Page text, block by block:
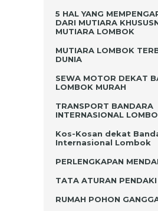
5 HAL YANG
DARI MUTIARA
MUTIARA LOMBOK
MUTIARA LOMBOK
DUNIA
SEWA MOTOR DEKAT
LOMBOK MURAH
TRANSPORT BANDARA
INTERNASIONAL
Kos-Kosan dekat
Internasional Lombok
PERLENGKAPAN
TATA ATURAN PENDAKI
RUMAH POHON